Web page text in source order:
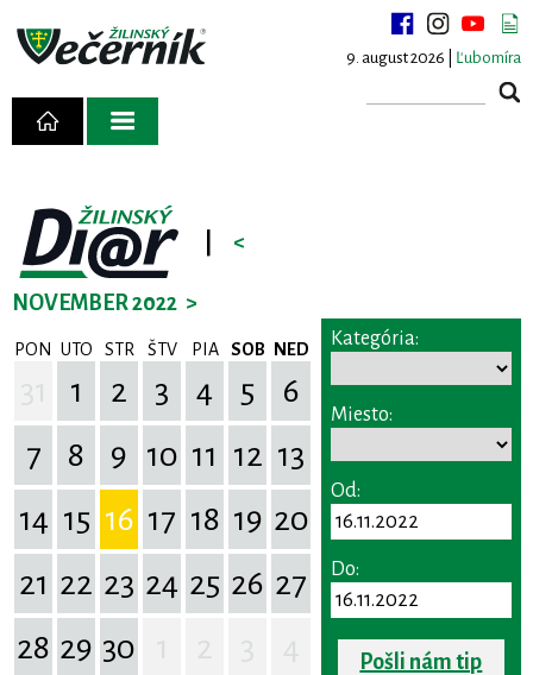
9. august 2026 | Ľubomíra
<
NOVEMBER 2022 >
PON UTO STR ŠTV PIA SOB NED
1 2 3 4 5
6
7
8 9 10 11 12 13
14 15 16 17 18 19 20
21 22 23 24 25 26 27
28 29 30
Kategória:
Miesto:
Od:
Do:
Pošli nám tip